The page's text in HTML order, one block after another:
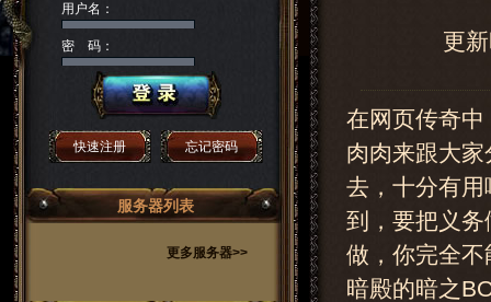
更
在网页传奇
肉肉来跟大
去，十分有
到，要把义
做，你完全
暗殿的暗之
用户名：
密 码：
快速注册 忘记密码
服务器列表
更多服务器>>